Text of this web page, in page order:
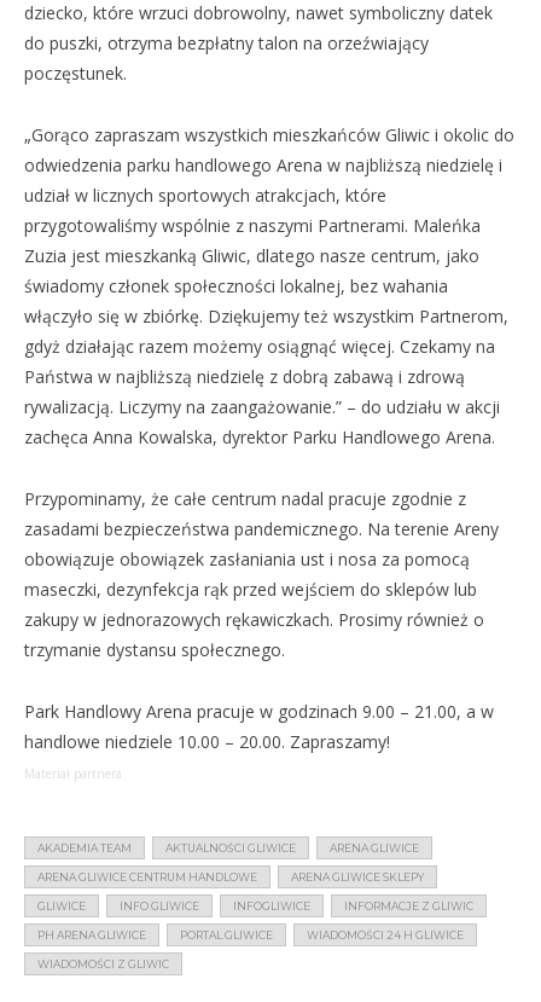
dziecko, które wrzuci dobrowolny, nawet symboliczny datek
do puszki, otrzyma bezpłatny talon na orzeźwiający
poczęstunek.
„Gorąco zapraszam wszystkich mieszkańców Gliwic i okolic do
odwiedzenia parku handlowego Arena w najbliższą niedzielę i
udział w licznych sportowych atrakcjach, które
przygotowaliśmy wspólnie z naszymi Partnerami. Maleńka
Zuzia jest mieszkanką Gliwic, dlatego nasze centrum, jako
świadomy członek społeczności lokalnej, bez wahania
włączyło się w zbiórkę. Dziękujemy też wszystkim Partnerom,
gdyż działając razem możemy osiągnąć więcej. Czekamy na
Państwa w najbliższą niedzielę z dobrą zabawą i zdrową
rywalizacją. Liczymy na zaangażowanie.” – do udziału w akcji
zachęca Anna Kowalska, dyrektor Parku Handlowego Arena.
Przypominamy, że całe centrum nadal pracuje zgodnie z
zasadami bezpieczeństwa pandemicznego. Na terenie Areny
obowiązuje obowiązek zasłaniania ust i nosa za pomocą
maseczki, dezynfekcja rąk przed wejściem do sklepów lub
zakupy w jednorazowych rękawiczkach. Prosimy również o
trzymanie dystansu społecznego.
Park Handlowy Arena pracuje w godzinach 9.00 – 21.00, a w
handlowe niedziele 10.00 – 20.00. Zapraszamy!
Materiał partnera
AKADEMIA TEAM AKTUALNOŚCI GLIWICE ARENA GLIWICE
ARENA GLIWICE CENTRUM HANDLOWE ARENA GLIWICE SKLEPY
GLIWICE INFO GLIWICE INFOGLIWICE INFORMACJE Z GLIWIC
PH ARENA GLIWICE PORTAL GLIWICE WIADOMOŚCI 24 H GLIWICE
WIADOMOŚCI Z GLIWIC